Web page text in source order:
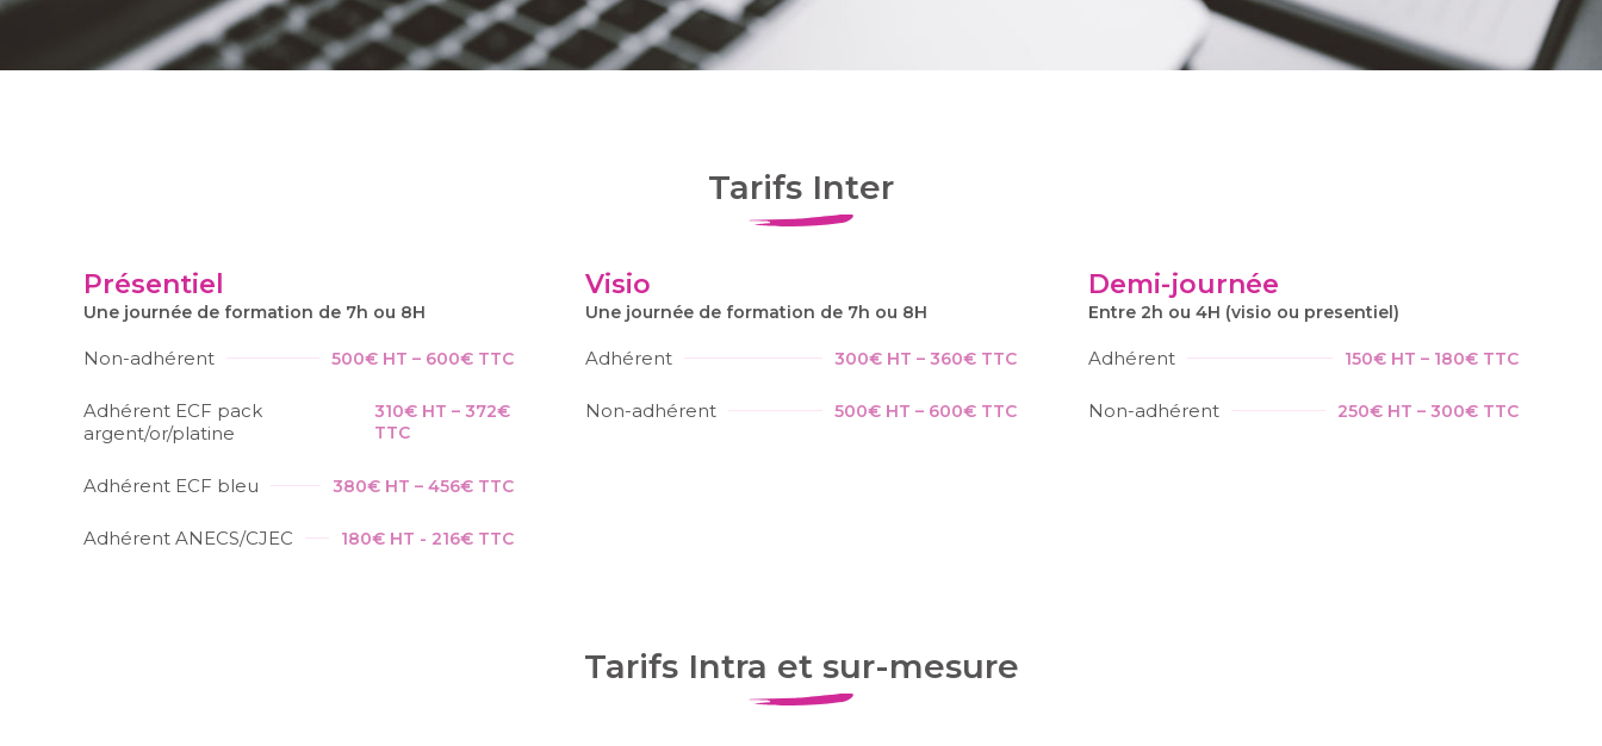
Tarifs Inter
Présentiel
Une journée de formation de 7h ou 8H
Non-adhérent 500€ HT – 600€ TTC
Adhérent ECF pack
argent/or/platine
310€ HT – 372€
TTC
Adhérent ECF bleu 380€ HT – 456€ TTC
Adhérent ANECS/CJEC 180€ HT - 216€ TTC
Visio
Une journée de formation de 7h ou 8H
Adhérent 300€ HT – 360€ TTC
Non-adhérent 500€ HT – 600€ TTC
Demi-journée
Entre 2h ou 4H (visio ou presentiel)
Adhérent 150€ HT – 180€ TTC
Non-adhérent 250€ HT – 300€ TTC
Tarifs Intra et sur-mesure